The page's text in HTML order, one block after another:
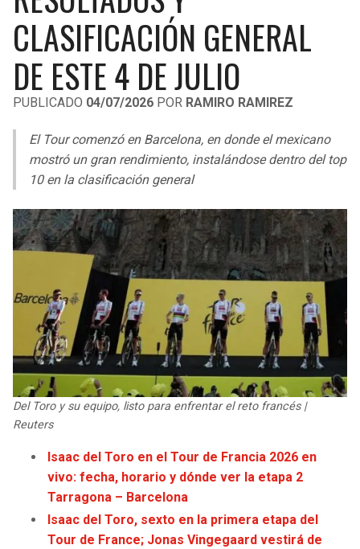
LIGA DE EXPANSIÓN MX
LEAGUES CUP
UEFA EUROPA LEAGUE
UEFA CONFERENCE LEAGUE
MLS
COPA SUDAMERICANA
LIGA BETPLAY
OTRAS LIGAS
RAIDERS
CHARGERS
BENGALS
BROWNS
STEELERS
TEXANS
COLTS
JAGUARS
TITANS
COWBOYS
GIANTS
EAGLES
CAVALIERS
PISTONS
BUCKS
HAWKS
HORNETS
HEAT
MAGIC
WIZARDS
WARRIORS
CLIPPERS
LAKERS
SUNS
CLASIFICACIÓN GENERAL
DE ESTE 4 DE JULIO
PUBLICADO 04/07/2026 POR RAMIRO RAMIREZ
El Tour comenzó en Barcelona, en donde el mexicano
mostró un gran rendimiento, instalándose dentro del top
10 en la clasificación general
Del Toro y su equipo, listo para enfrentar el reto francés |
Reuters
Isaac del Toro en el Tour de Francia 2026 en
vivo: fecha, horario y dónde ver la etapa 2
Tarragona – Barcelona
Isaac del Toro, sexto en la primera etapa del
Tour de France; Jonas Vingegaard vestirá de